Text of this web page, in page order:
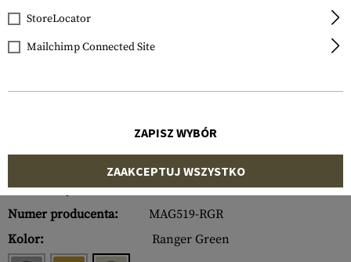
Numer artykułu:
10411720200
Numer producenta:
MAG519-RGR
Kolor:
Ranger Green
StoreLocator
Mailchimp Connected Site
ZAPISZ WYBÓR
ZAAKCEPTUJ WSZYSTKO